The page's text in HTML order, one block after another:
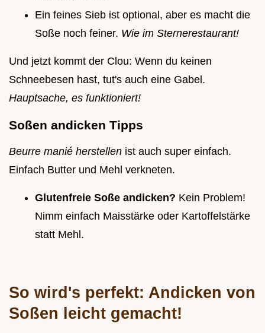
Ein feines Sieb ist optional, aber es macht die
Soße noch feiner. Wie im Sternerestaurant!
Und jetzt kommt der Clou: Wenn du keinen
Schneebesen hast, tut's auch eine Gabel.
Hauptsache, es funktioniert!
Soßen andicken Tipps
Beurre manié herstellen ist auch super einfach.
Einfach Butter und Mehl verkneten.
Glutenfreie Soße andicken? Kein Problem!
Nimm einfach Maisstärke oder Kartoffelstärke
statt Mehl.
So wird's perfekt: Andicken von
Soßen leicht gemacht!